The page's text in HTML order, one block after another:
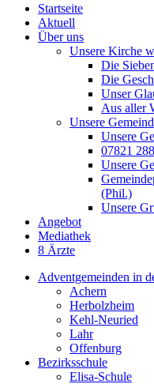
Startseite
Aktuell
Über uns
Unsere Kirche
Die
Die
Unser
Aus aller
Unsere
Unsere
07821
Unsere
(Phil.)
Unsere
Angebot
Mediathek
8 Ärzte
Adventgemeinden in
Achern
Herbolzheim
Kehl-Neuried
Lahr
Offenburg
Bezirksschule
Elisa-Schule